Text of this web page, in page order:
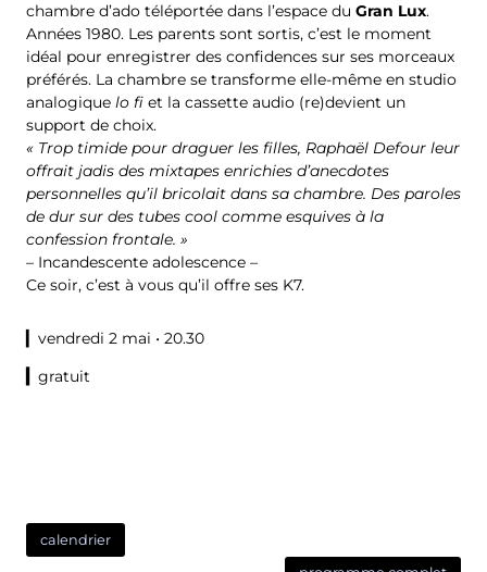
chambre d’ado téléportée dans l’espace du Gran Lux.
Années 1980. Les parents sont sortis, c’est le moment
idéal pour enregistrer des confidences sur ses morceaux
préférés. La chambre se transforme elle-même en studio
analogique lo fi et la cassette audio (re)devient un
support de choix.
« Trop timide pour draguer les filles, Raphaël Defour leur
offrait jadis des mixtapes enrichies d’anecdotes
personnelles qu’il bricolait dans sa chambre. Des paroles
de dur sur des tubes cool comme esquives à la
confession frontale. »
– Incandescente adolescence –
Ce soir, c’est à vous qu’il offre ses K7.
▎vendredi 2 mai • 20.30
gratuit
calendrier